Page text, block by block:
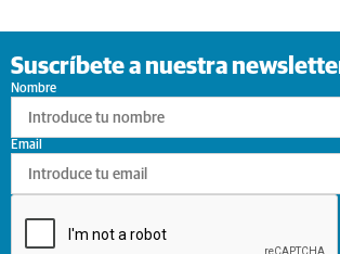
Suscríbete a nuestra
Nombre
Email